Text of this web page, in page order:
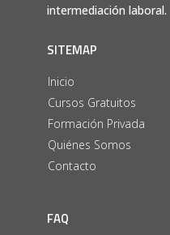
intermediación laboral.
SITEMAP
Inicio
Cursos Gratuitos
Formación Privada
Quiénes Somos
Contacto
FAQ